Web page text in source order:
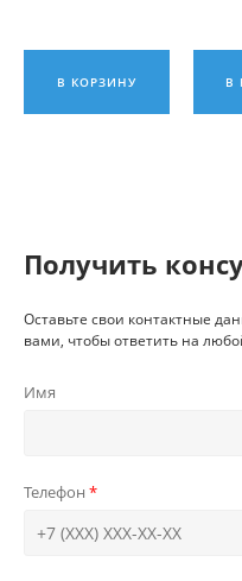
В КОРЗИНУ В
Получить
Оставьте свои контактные
вами, чтобы ответить на
Имя
Телефон